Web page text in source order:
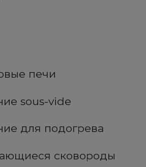
печи
sous-vide
для подогрева
сковороды